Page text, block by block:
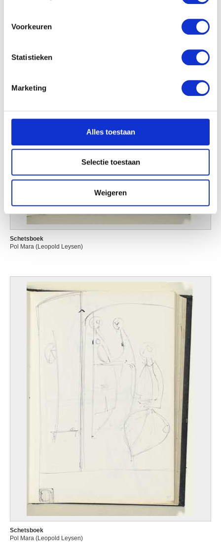
locatie, die tot een paar meter nauwkeurig kan zijn
scannen op specifieke eigenschappen (fingerprinting)
detailgedeeltein.
U kunt uw toestemming op elk moment wijzigen of
We gebruiken cookies om content en advertenties te
personaliseren, om functies voor social media te bieden
en om ons websiteverkeer te analyseren. Ook delen we
informatie over uw gebruik van onze site met onze
partners voor social media, adverteren en analyse. Deze
verzameld op basis van uw gebruik van hun services.
Voorkeuren
Statistieken
Marketing
Alles toestaan
Selectie toestaan
Weigeren
Schetsboek
Pol Mara (Leopold Leysen)
Schetsboek
Pol Mara (Leopold Leysen)